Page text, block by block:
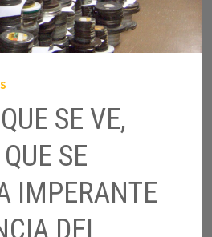
SE VE,
SE
IMPERANTE
DEL